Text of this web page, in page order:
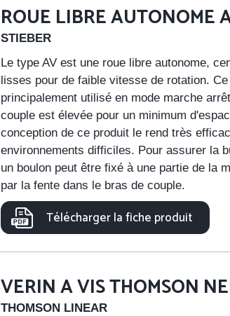
ROUE LIBRE AUTONOME
STIEBER
Le type AV est une roue libre autonome,
lisses pour de faible vitesse de rotation.
principalement utilisé en mode marche
couple est élevée pour un minimum
conception de ce produit le rend très
environnements difficiles. Pour assurer la
un boulon peut être fixé à une partie de la
par la fente dans le bras de couple.
Télécharger la fiche produit
VERIN A VIS THOMSON
THOMSON LINEAR